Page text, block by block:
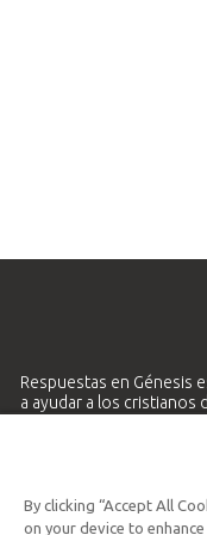
Respuestas en Génesis
a ayudar a los cristianos
By clicking “Accept All
on your device to